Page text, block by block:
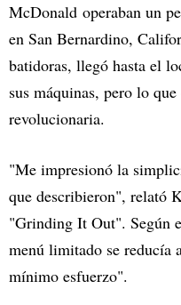
McDonald operaban un
en San Bernardino,
batidoras, llegó hasta el
sus máquinas, pero lo
revolucionaria.
"Me impresionó la
que describieron", relató
"Grinding It Out". Según
menú limitado se reducía
mínimo esfuerzo".